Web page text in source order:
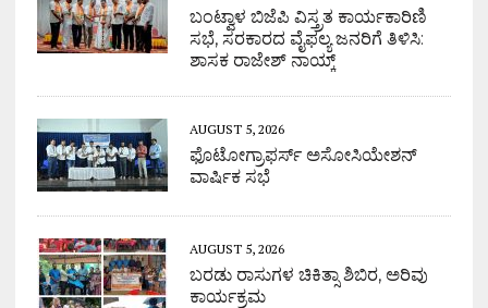
ಬಂಟ್ವಾಳ ಬಿಜೆಪಿ ವಿಸ್ತ್ರತ ಕಾರ್ಯಕಾರಿಣಿ
ಸಭೆ, ಸರಕಾರದ ವೈಫಲ್ಯ ಜನರಿಗೆ ತಿಳಿಸಿ:
ಶಾಸಕ ರಾಜೇಶ್ ನಾಯ್ಕ್
AUGUST 5, 2026
ಫೊಟೋಗ್ರಾಫರ್ಸ್ ಅಸೋಸಿಯೇಶನ್
ವಾರ್ಷಿಕ ಸಭೆ
AUGUST 5, 2026
ಬರಡು ರಾಸುಗಳ ಚಿಕಿತ್ಸಾ ಶಿಬಿರ, ಅರಿವು
ಕಾರ್ಯಕ್ರಮ